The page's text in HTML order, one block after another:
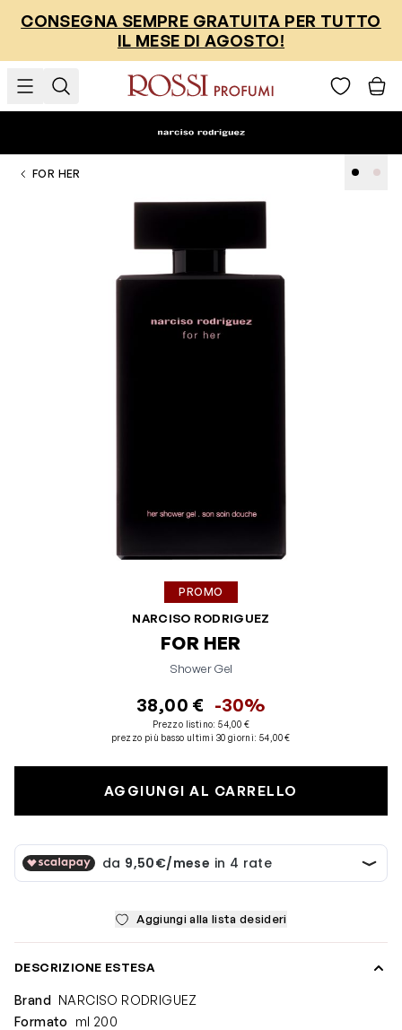
CONSEGNA SEMPRE GRATUITA PER TUTTO
IL MESE DI AGOSTO!
FOR HER
PROMO
NARCISO RODRIGUEZ
FOR HER
Shower Gel
38,00 € -30%
Prezzo listino:54,00 €
prezzo più basso ultimi 30 giorni:54,00 €
AGGIUNGI AL CARRELLO
Aggiungi alla lista desideri
DESCRIZIONE ESTESA
Brand NARCISO RODRIGUEZ
Formato
ml 200